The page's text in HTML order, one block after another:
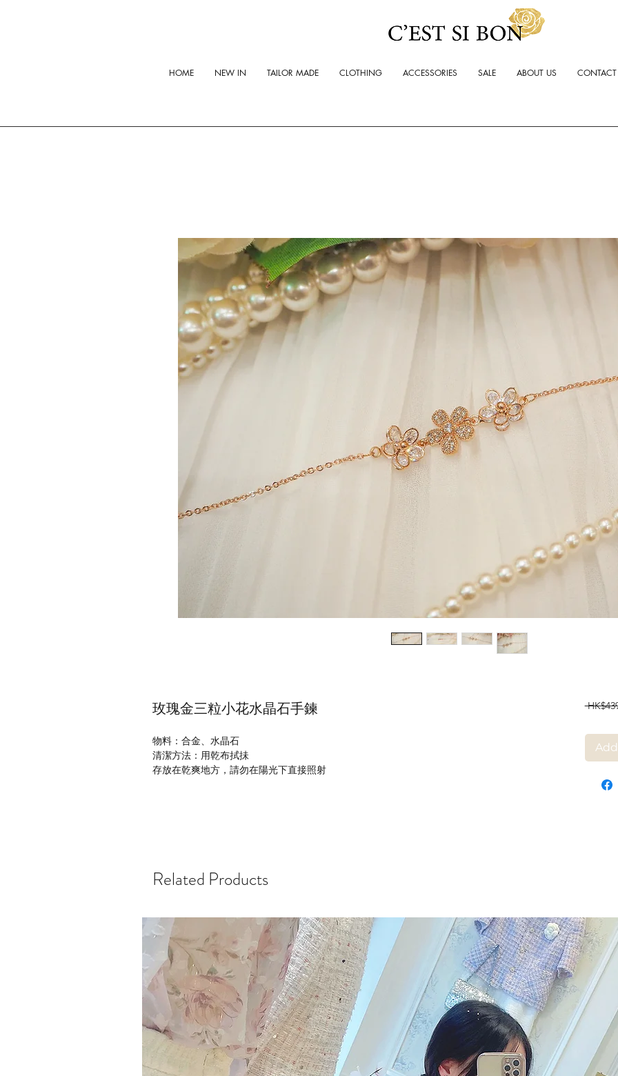
HOME NEW IN TAILOR MADE CLOTHING ACCESSORIES SALE ABOUT US
玫瑰金三粒小花水晶石手鍊
物料：合金、水晶石
清潔方法：用乾布拭抺
存放在乾爽地方，請勿在陽光下直接照射
Related Products